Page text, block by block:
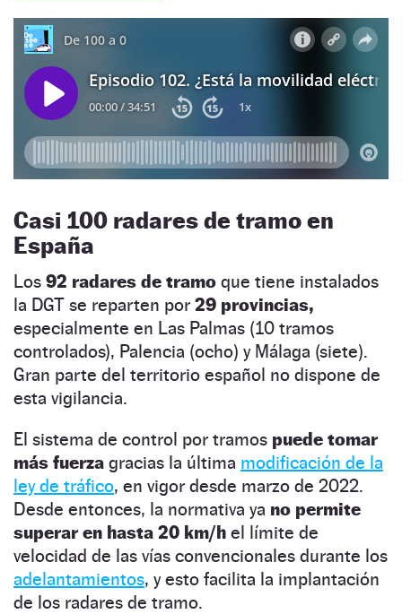
Casi 100 radares de tramo en
España
Los 92 radares de tramo que tiene instalados
la DGT se reparten por 29 provincias,
especialmente en Las Palmas (10 tramos
controlados), Palencia (ocho) y Málaga (siete).
Gran parte del territorio español no dispone de
esta vigilancia.
El sistema de control por tramos puede tomar
más fuerza gracias la última modificación de la
ley de tráfico, en vigor desde marzo de 2022.
Desde entonces, la normativa ya no permite
superar en hasta 20 km/h el límite de
velocidad de las vías convencionales durante los
adelantamientos, y esto facilita la implantación
de los radares de tramo.